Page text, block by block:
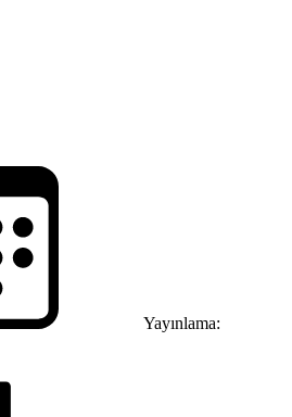
Yayınlama: